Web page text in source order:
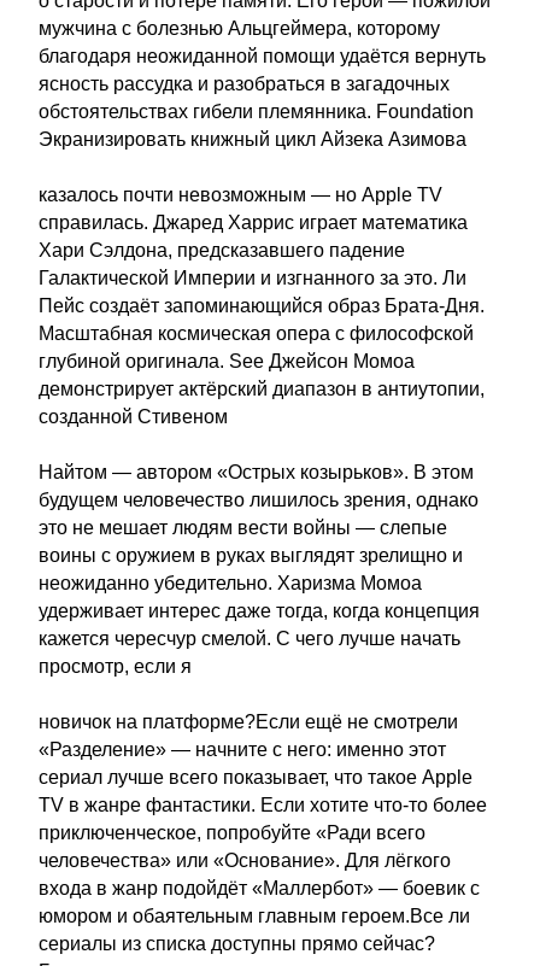
мужчина с болезнью Альцгеймера, которому
благодаря неожиданной помощи удаётся вернуть
ясность рассудка и разобраться в загадочных
обстоятельствах гибели племянника. Foundation
Экранизировать книжный цикл Айзека Азимова
казалось почти невозможным — но Apple TV
справилась. Джаред Харрис играет математика
Хари Сэлдона, предсказавшего падение
Галактической Империи и изгнанного за это. Ли
Пейс создаёт запоминающийся образ Брата-Дня.
Масштабная космическая опера с философской
глубиной оригинала. See Джейсон Момоа
демонстрирует актёрский диапазон в антиутопии,
созданной Стивеном
Найтом — автором «Острых козырьков». В этом
будущем человечество лишилось зрения, однако
это не мешает людям вести войны — слепые
воины с оружием в руках выглядят зрелищно и
неожиданно убедительно. Харизма Момоа
удерживает интерес даже тогда, когда концепция
кажется чересчур смелой. С чего лучше начать
просмотр, если я
новичок на платформе?Если ещё не смотрели
«Разделение» — начните с него: именно этот
сериал лучше всего показывает, что такое Apple
TV в жанре фантастики. Если хотите что-то более
приключенческое, попробуйте «Ради всего
человечества» или «Основание». Для лёгкого
входа в жанр подойдёт «Маллербот» — боевик с
юмором и обаятельным главным героем.Все ли
сериалы из списка доступны прямо сейчас?